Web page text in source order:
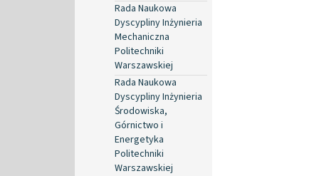
Rada Naukowa
Dyscypliny Inżynieria
Mechaniczna
Politechniki
Warszawskiej
Rada Naukowa
Dyscypliny Inżynieria
Środowiska,
Górnictwo i
Energetyka
Politechniki
Warszawskiej